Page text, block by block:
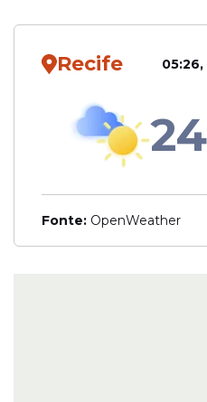
Recife
24
Fonte: OpenWeather